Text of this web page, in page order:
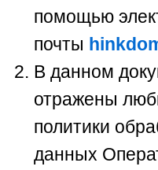
помощью
почты
В данном
отражены
политики
данных